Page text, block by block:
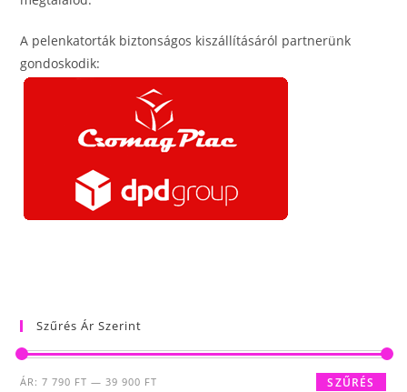
A pelenkatorták biztonságos kiszállításáról partnerünk
gondoskodik:
Szűrés Ár Szerint
Min
Max
SZŰRÉS
ÁR:7 790 FT —39 900 FT